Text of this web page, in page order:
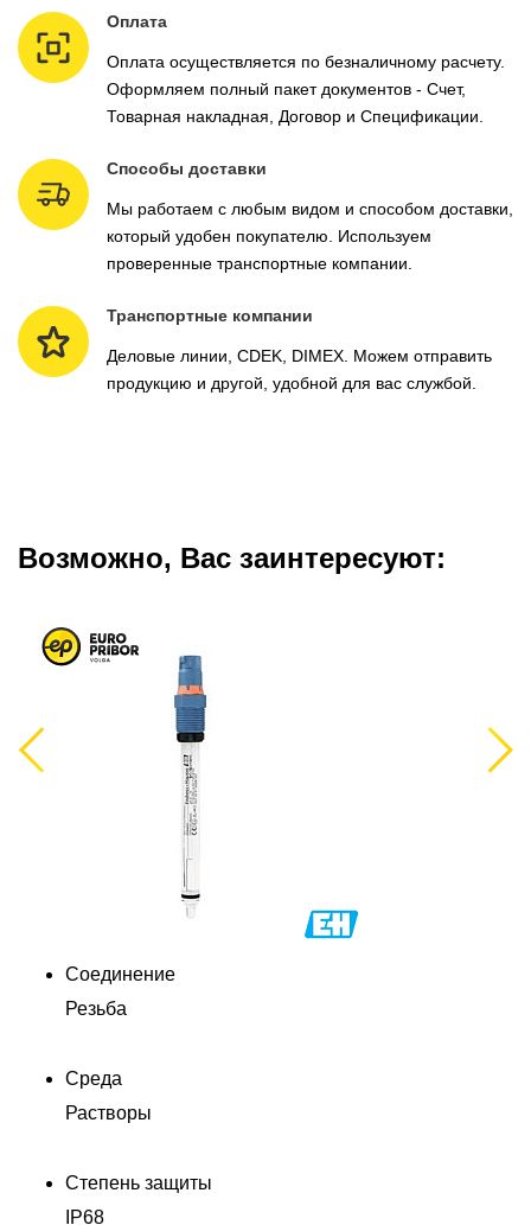
Оплата
Оплата осуществляется по безналичному расчету.
Оформляем полный пакет документов - Счет,
Товарная накладная, Договор и Спецификации.
Способы доставки
Мы работаем с любым видом и способом доставки,
который удобен покупателю. Используем
проверенные транспортные компании.
Транспортные компании
Деловые линии, CDEK, DIMEX. Можем отправить
продукцию и другой, удобной для вас службой.
Возможно, Вас заинтересуют:
Previous
Соединение
Резьба
Среда
Растворы
Степень защиты
IP68
Next